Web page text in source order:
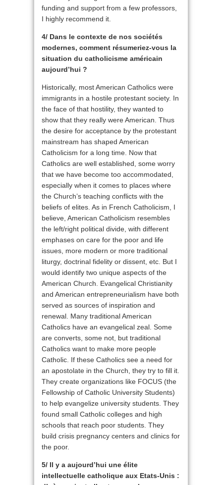
funding and support from a few professors,
I highly recommend it.
4/ Dans le contexte de nos sociétés
modernes, comment résumeriez-vous la
situation du catholicisme américain
aujourd’hui ?
Historically, most American Catholics were
immigrants in a hostile protestant society. In
the face of that hostility, they wanted to
show that they really were American. Thus
the desire for acceptance by the protestant
mainstream has shaped American
Catholicism for a long time. Now that
Catholics are well established, some worry
that we have become too accommodated,
especially when it comes to places where
the Church’s teaching conflicts with the
beliefs of elites. As in French Catholicism, I
believe, American Catholicism resembles
the left/right political divide, with different
emphases on care for the poor and life
issues, more modern or more traditional
liturgy, doctrinal fidelity or dissent, etc. But I
would identify two unique aspects of the
American Church. Evangelical Christianity
and American entrepreneurialism have both
served as sources of inspiration and
renewal. Many traditional American
Catholics have an evangelical zeal. Some
are converts, some not, but traditional
Catholics want to make more people
Catholic. If these Catholics see a need for
an apostolate in the Church, they try to fill it.
They create organizations like FOCUS (the
Fellowship of Catholic University Students)
to help evangelize university students. They
found small Catholic colleges and high
schools that reach poor students. They
build crisis pregnancy centers and clinics for
the poor.
5/ Il y a aujourd’hui une élite
intellectuelle catholique aux Etats-Unis :